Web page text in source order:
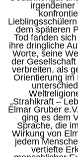
irgendeiner
dem späteren
Tod fanden
ihre dringliche
Worte, seine
der
verbreiten, als
Orientierung im
„Strahlkraft –
Elmar Gruber
ging es dem
Sprache, die
Wirkung von
jedem
vertiefte